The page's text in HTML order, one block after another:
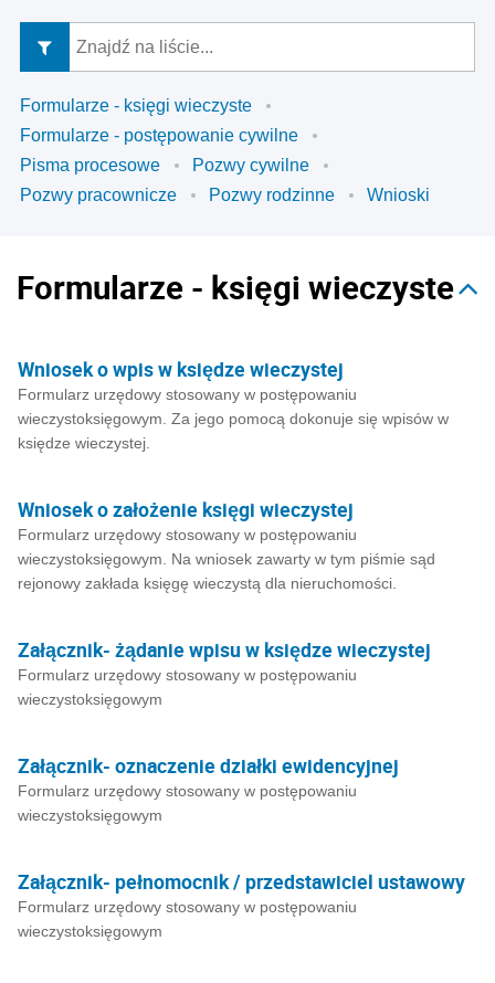
Formularze - księgi wieczyste
Formularze - postępowanie cywilne
Pisma procesowe
Pozwy cywilne
Pozwy pracownicze
Pozwy rodzinne Wnioski
Formularze - księgi wieczyste
Wniosek o wpis w księdze wieczystej
Formularz urzędowy stosowany w postępowaniu
wieczystoksięgowym. Za jego pomocą dokonuje się wpisów w
księdze wieczystej.
Wniosek o założenie księgi wieczystej
Formularz urzędowy stosowany w postępowaniu
wieczystoksięgowym. Na wniosek zawarty w tym piśmie sąd
rejonowy zakłada księgę wieczystą dla nieruchomości.
Załącznik- żądanie wpisu w księdze wieczystej
Formularz urzędowy stosowany w postępowaniu
wieczystoksięgowym
Załącznik- oznaczenie działki ewidencyjnej
Formularz urzędowy stosowany w postępowaniu
wieczystoksięgowym
Załącznik- pełnomocnik / przedstawiciel ustawowy
Formularz urzędowy stosowany w postępowaniu
wieczystoksięgowym